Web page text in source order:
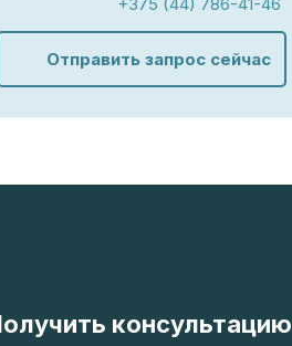
Отправить запрос сейчас
консультацию